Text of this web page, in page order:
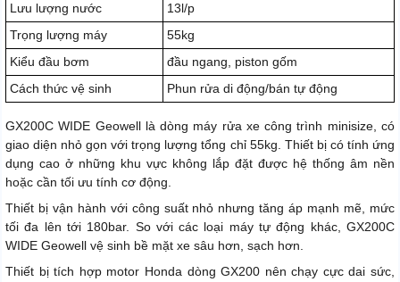
Lưu lượng nước
13l/p
Trọng lượng máy
55kg
Kiểu đầu bơm
đầu ngang, piston gốm
Cách thức vệ sinh
Phun rửa di động/bán tự động
GX200C WIDE Geowell là dòng máy rửa xe công trình minisize, có
giao diện nhỏ gọn với trọng lượng tổng chỉ 55kg. Thiết bị có tính ứng
dụng cao ở những khu vực không lắp đặt được hệ thống âm nền
hoặc cần tối ưu tính cơ động.
Thiết bị vận hành với công suất nhỏ nhưng tăng áp mạnh mẽ, mức
tối đa lên tới 180bar. So với các loại máy tự động khác, GX200C
WIDE Geowell vệ sinh bề mặt xe sâu hơn, sạch hơn.
Thiết bị tích hợp motor Honda dòng GX200 nên chạy cực dai sức,